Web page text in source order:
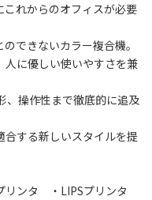
れからのオフィスが必要
できないカラー複合機。
人に優しい使いやすさを兼
、操作性まで徹底的に追及
合する新しいスタイルを提
ンタ ・LIPSプリンタ